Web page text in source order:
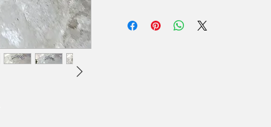
pieza. No es necesario usar alcohol.